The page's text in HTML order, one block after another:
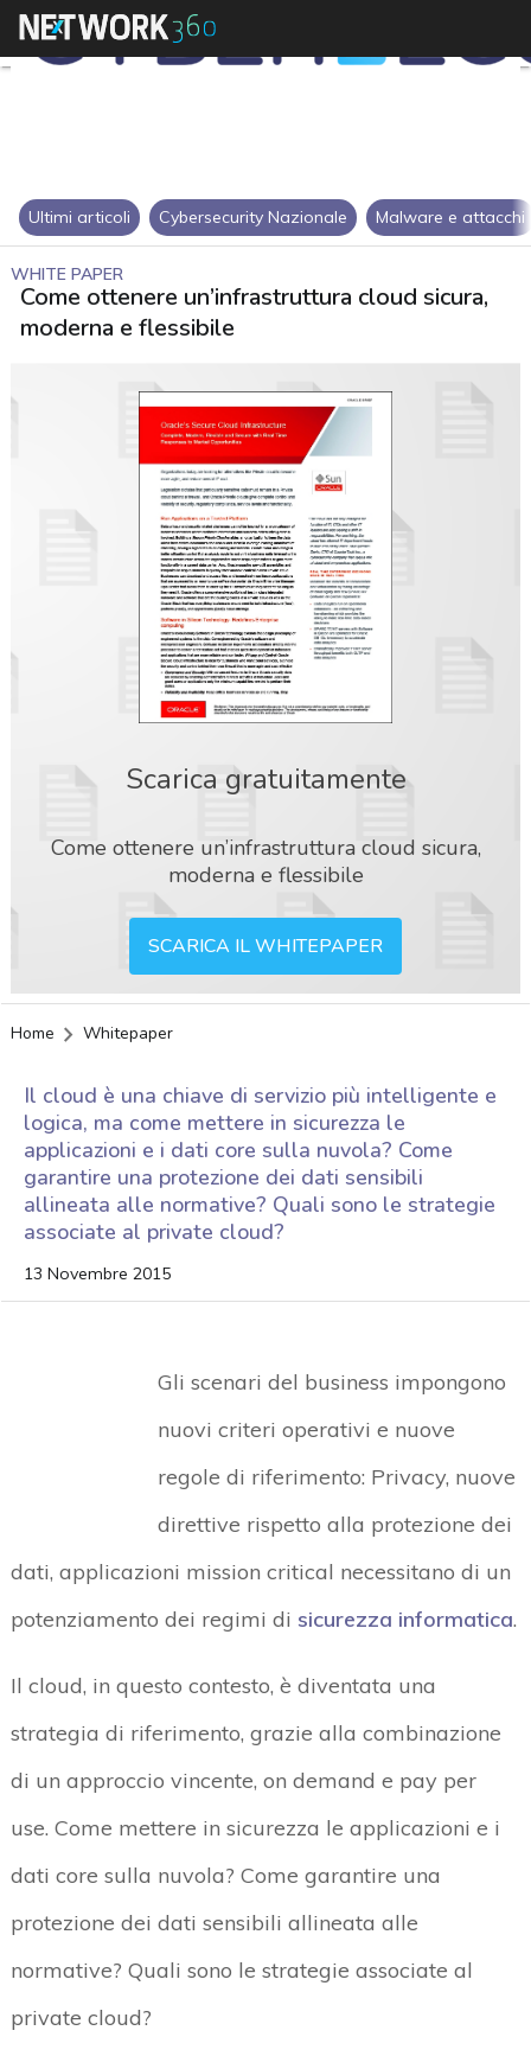
Ultimi articoli Cybersecurity Nazionale Malware e attacchi
WHITE PAPER
Come ottenere un’infrastruttura cloud sicura,
moderna e flessibile
Scarica gratuitamente
Come ottenere un’infrastruttura cloud sicura,
moderna e flessibile
SCARICA IL WHITEPAPER
Home Whitepaper
Il cloud è una chiave di servizio più intelligente e
logica, ma come mettere in sicurezza le
applicazioni e i dati core sulla nuvola? Come
garantire una protezione dei dati sensibili
allineata alle normative? Quali sono le strategie
associate al private cloud?
13 Novembre 2015
Gli scenari del business impongono
nuovi criteri operativi e nuove
regole di riferimento: Privacy, nuove
direttive rispetto alla protezione dei
dati, applicazioni mission critical necessitano di un
potenziamento dei regimi di sicurezza informatica.
Il cloud, in questo contesto, è diventata una
strategia di riferimento, grazie alla combinazione
di un approccio vincente, on demand e pay per
use. Come mettere in sicurezza le applicazioni e i
dati core sulla nuvola? Come garantire una
protezione dei dati sensibili allineata alle
normative? Quali sono le strategie associate al
private cloud?